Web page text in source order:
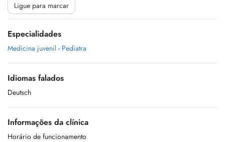
Ligue para marcar
Especialidades
Medicina juvenil - Pediatra
Idiomas falados
Deutsch
Informações da clínica
Horário de funcionamento